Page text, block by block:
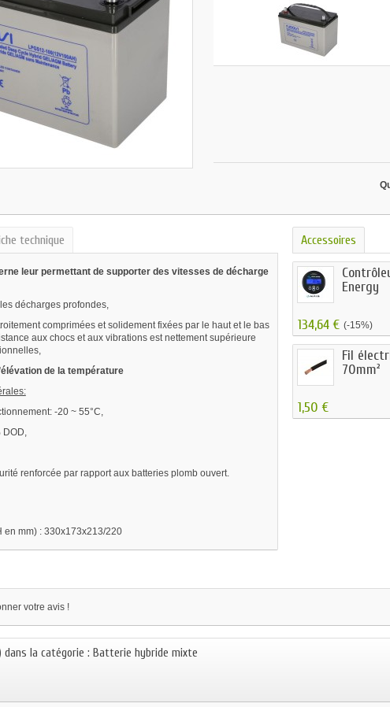
technique
leur permettant de supporter des vitesses de décharge
décharges profondes,
comprimées et solidement fixées par le haut et le bas
aux chocs et aux vibrations est nettement supérieure
de la température
-20 ~ 55°C,
DOD,
renforcée par rapport aux batteries plomb ouvert.
en mm) : 330x173x213/220
Accessoires
Energy
134,64 € (-15%)
Fil
70mm²
1,50 €
votre avis !
dans la catégorie : Batterie hybride mixte